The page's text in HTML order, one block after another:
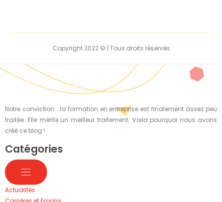
Copyright 2022 © | Tous droits réservés
Notre conviction : la formation en entreprise est finalement assez peu
traitée. Elle mérite un meilleur traitement. Voila pourquoi nous avons
créé ce blog !
Catégories
Actualités